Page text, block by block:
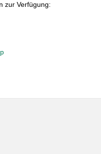
zur Verfügung: